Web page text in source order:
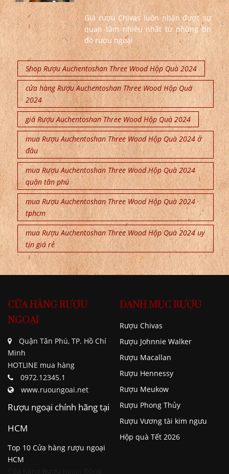
Giá rượu Chivas luôn nhận được sự
quan tâm nhiều nhất từ những tín
đồ rượu ngoại
Shop Rượu Auchentoshan Three Wood Hộp Quà 2024
cửa hàng Rượu Auchentoshan Three Wood Hộp Quà
2024
giá Rượu Auchentoshan Three Wood Hộp Quà 2024
mua Rượu Auchentoshan Three Wood Hộp Quà 2024 ở
đâu
mua Rượu Auchentoshan Three Wood Hộp Quà 2024
quận tân phú
mua Rượu Auchentoshan Three Wood Hộp Quà 2024
tphcm
mua Rượu Auchentoshan Three Wood Hộp Quà 2024 uy
tín giá rẻ
CỬA HÀNG RƯỢU
NGOẠI
Quận Tân Phú, TP. Hồ Chí
Minh
HOTLINE mua hàng
0972.12345.1
www.ruoungoai.net
Rượu ngoại chính hãng tại
HCM
Top 10 Cửa hàng rượu ngoại
HCM
DANH MỤC RƯỢU
Rượu Chivas
Rượu Johnnie Walker
Rượu Macallan
Rượu Hennessy
Rượu Meukow
Rượu Phong Thủy
Rượu Vương tài kim ngưu
Hộp quà Tết 2026